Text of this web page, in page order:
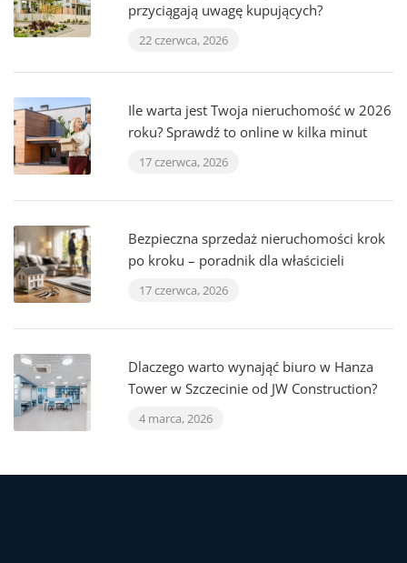
przyciągają uwagę kupujących?
22 czerwca, 2026
Ile warta jest Twoja nieruchomość w 2026
roku? Sprawdź to online w kilka minut
17 czerwca, 2026
Bezpieczna sprzedaż nieruchomości krok
po kroku – poradnik dla właścicieli
17 czerwca, 2026
Dlaczego warto wynająć biuro w Hanza
Tower w Szczecinie od JW Construction?
4 marca, 2026